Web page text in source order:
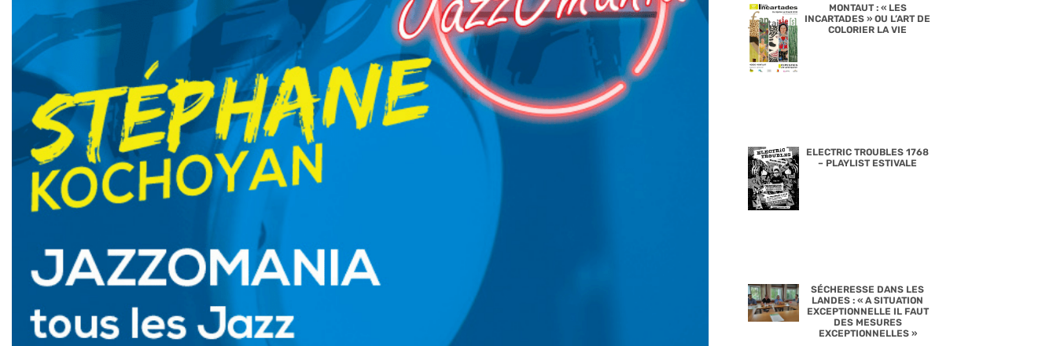
MONTAUT : « LES
INCARTADES » OU L’ART DE
COLORIER LA VIE
ELECTRIC TROUBLES 1768
– PLAYLIST ESTIVALE
SÉCHERESSE DANS LES
LANDES : « A SITUATION
EXCEPTIONNELLE IL FAUT
DES MESURES
EXCEPTIONNELLES »